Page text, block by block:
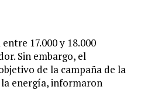
17.000 y 18.000
Sin embargo, el
de la campaña de la
energía, informaron